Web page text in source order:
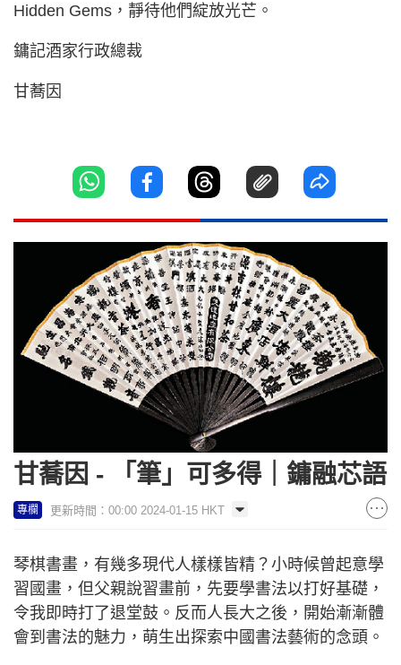
Hidden Gems，靜待他們綻放光芒。
鏞記酒家行政總裁
甘蕎因
甘蕎因 - 「筆」可多得｜鏞融芯語
專欄 更新時間：00:00 2024-01-15 HKT
琴棋書畫，有幾多現代人樣樣皆精？小時候曾起意學
習國畫，但父親說習畫前，先要學書法以打好基礎，
令我即時打了退堂鼓。反而人長大之後，開始漸漸體
會到書法的魅力，萌生出探索中國書法藝術的念頭。